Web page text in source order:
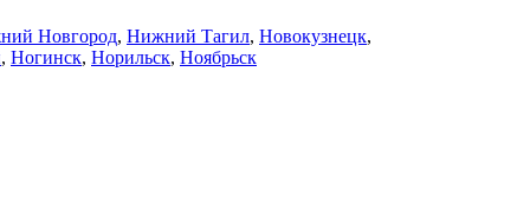
Новгород, Нижний Тагил, Новокузнецк,
, Ногинск, Норильск, Ноябрьск